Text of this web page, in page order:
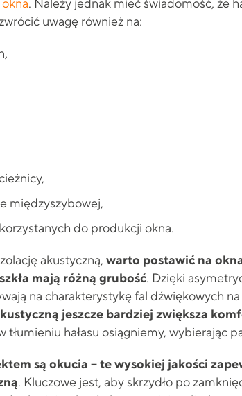
okna. Należy jednak mieć świadomość, że
uwagę również na:
międzyszybowej,
do produkcji okna.
akustyczną, warto postawić na
mają różną grubość. Dzięki
na charakterystykę fal dźwiękowych
jeszcze bardziej zwiększa
tłumieniu hałasu osiągniemy, wybierając
są okucia – te wysokiej jakości
. Kluczowe jest, aby skrzydło po